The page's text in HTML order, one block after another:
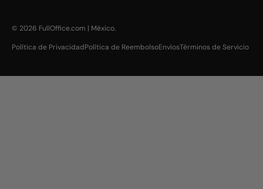
© 2026 FullOffice.com | México.
Política de PrivacidadPolítica de ReembolsoEnvíosTérminos de Servicio